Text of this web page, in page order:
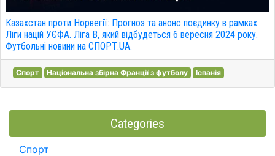
Казахстан проти Норвегії: Прогноз та анонс поєдинку в рамках
Ліги націй УЄФА. Ліга B, який відбудеться 6 вересня 2024 року.
Футбольні новини на СПОРТ.UA.
Спорт Національна збірна Франції з футболу Іспанія
Categories
Спорт